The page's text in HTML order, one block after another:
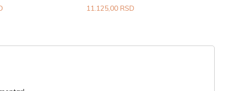
11.125,00 RSD